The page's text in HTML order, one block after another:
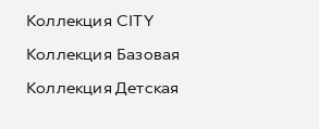
Коллекция CITY
Коллекция Базовая
Коллекция Детская